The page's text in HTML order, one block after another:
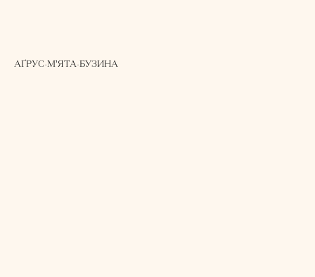
АҐРУС-МʼЯТА-БУЗИНА